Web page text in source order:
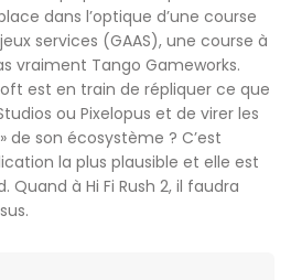
dans l’optique d’une course
services (GAAS), une course à
vraiment Tango Gameworks.
est en train de répliquer ce que
ou Pixelopus et de virer les
de son écosystème ? C’est
la plus plausible et elle est
Quand à Hi Fi Rush 2, il faudra